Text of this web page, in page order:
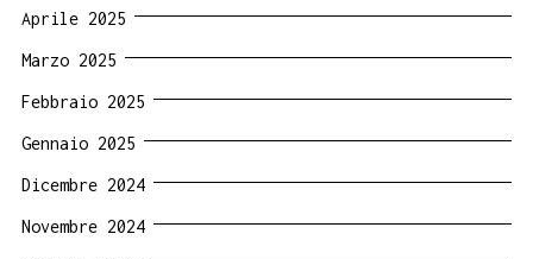
Aprile 2025
Marzo 2025
Febbraio 2025
Gennaio 2025
Dicembre 2024
Novembre 2024